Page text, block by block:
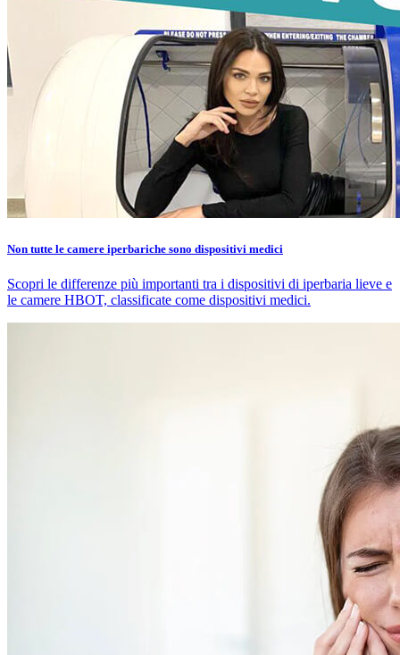
Non tutte le camere iperbariche sono dispositivi medici
Scopri le differenze più importanti tra i dispositivi di iperbaria lieve e
le camere HBOT, classificate come dispositivi medici.